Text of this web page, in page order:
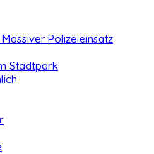
Polizeieinsatz
Stadtpark